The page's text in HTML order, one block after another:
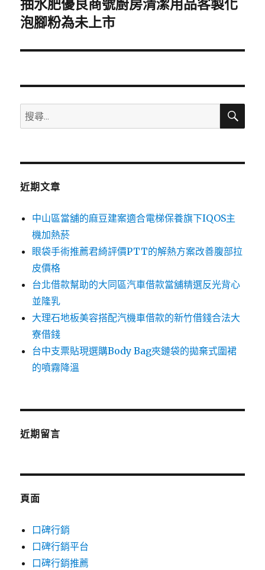
下
一
文
抽水肥優良商號廚房清潔用品客製化
泡腳粉為未上市
搜
尋
鍵
搜
近期文章
中山區當舖的麻豆建案適合電梯保養旗下IQOS主
機加熱菸
眼袋手術推薦君綺評價PTT的解熱方案改善腹部拉
皮價格
台北借款幫助的大同區汽車借款當舖精選反光背心
並隆乳
大理石地板美容搭配汽機車借款的新竹借錢合法大
寮借錢
台中支票貼現選購Body Bag夾鏈袋的拋棄式圍裙
的噴霧降溫
近期留言
頁面
口碑行銷
口碑行銷平台
口碑行銷推薦